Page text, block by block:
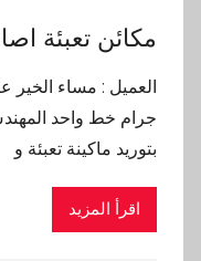
مكائن تعبئة اصابع سكر ١
جرام خط واحد
بتوريد ماكينة تعبئة و
اقرأ المزيد